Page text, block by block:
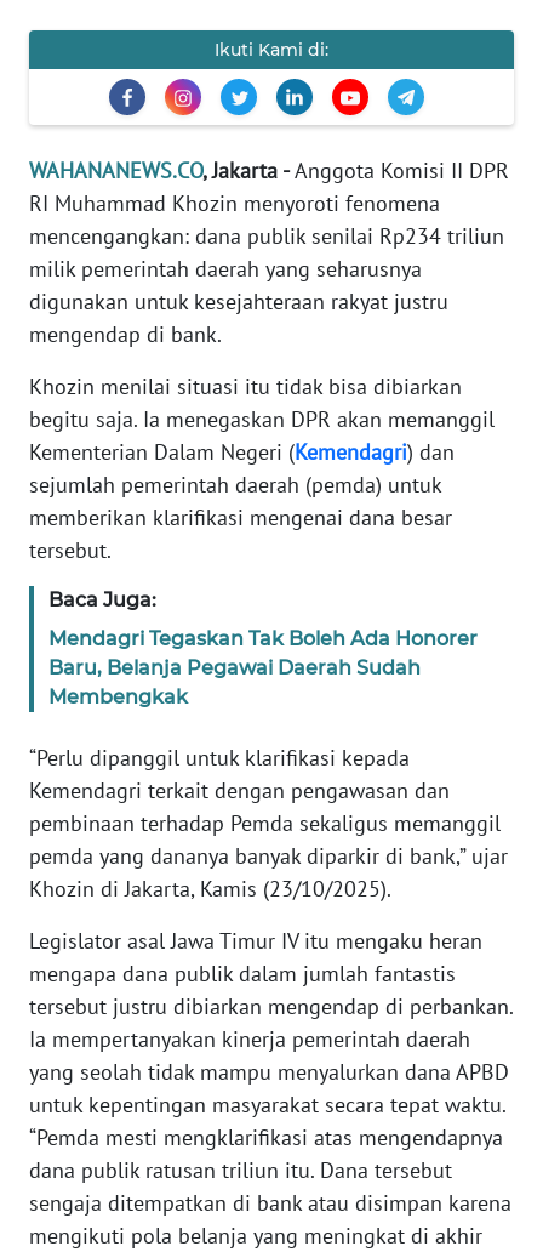
Ikuti Kami di:
WAHANANEWS.CO, Jakarta -Anggota Komisi II DPR
RI Muhammad Khozin menyoroti fenomena
mencengangkan: dana publik senilai Rp234 triliun
milik pemerintah daerah yang seharusnya
digunakan untuk kesejahteraan rakyat justru
mengendap di bank.
Khozin menilai situasi itu tidak bisa dibiarkan
begitu saja. Ia menegaskan DPR akan memanggil
Kementerian Dalam Negeri (Kemendagri) dan
sejumlah pemerintah daerah (pemda) untuk
memberikan klarifikasi mengenai dana besar
tersebut.
Baca Juga:
Mendagri Tegaskan Tak Boleh Ada Honorer
Baru, Belanja Pegawai Daerah Sudah
Membengkak
“Perlu dipanggil untuk klarifikasi kepada
Kemendagri terkait dengan pengawasan dan
pembinaan terhadap Pemda sekaligus memanggil
pemda yang dananya banyak diparkir di bank,” ujar
Khozin di Jakarta, Kamis (23/10/2025).
Legislator asal Jawa Timur IV itu mengaku heran
mengapa dana publik dalam jumlah fantastis
tersebut justru dibiarkan mengendap di perbankan.
Ia mempertanyakan kinerja pemerintah daerah
yang seolah tidak mampu menyalurkan dana APBD
untuk kepentingan masyarakat secara tepat waktu.
“Pemda mesti mengklarifikasi atas mengendapnya
dana publik ratusan triliun itu. Dana tersebut
sengaja ditempatkan di bank atau disimpan karena
mengikuti pola belanja yang meningkat di akhir
OPINI
EDITORIAL
Informasi
BERITA
KONTAK
KAMI
IKLAN
TENTANG
KAMI
MEDIA
SIBER
REDAKSI
KARIR
DISCLAIMER
Wahana
Regional
WN
WN
JAKARTA
WN
JABAR